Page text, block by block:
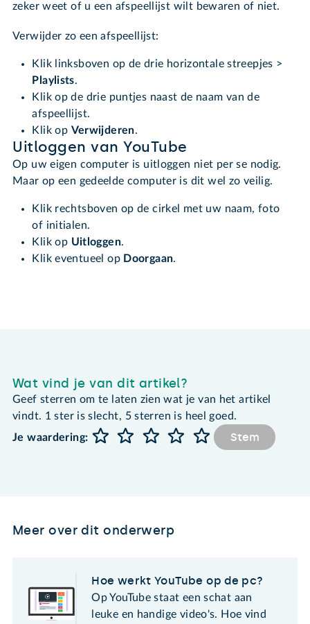
zeker weet of u een afspeellijst wilt bewaren of niet.
Verwijder zo een afspeellijst:
Klik linksboven op de drie horizontale streepjes >
Playlists.
Klik op de drie puntjes naast de naam van de
afspeellijst.
Klik op Verwijderen.
Uitloggen van YouTube
Op uw eigen computer is uitloggen niet per se nodig.
Maar op een gedeelde computer is dit wel zo veilig.
Klik rechtsboven op de cirkel met uw naam, foto
of initialen.
Klik op Uitloggen.
Klik eventueel op Doorgaan.
Wat vind je van dit artikel?
Geef sterren om te laten zien wat je van het artikel
vindt. 1 ster is slecht, 5 sterren is heel goed.
Je waardering:
Stem
Meer over dit onderwerp
Hoe werkt YouTube op de pc?
Op YouTube staat een schat aan
leuke en handige video's. Hoe vind